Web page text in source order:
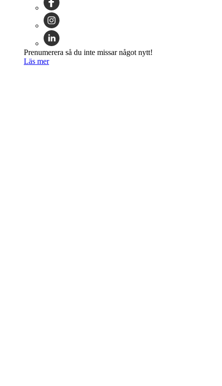
Prenumerera så du inte missar något nytt!
Läs mer